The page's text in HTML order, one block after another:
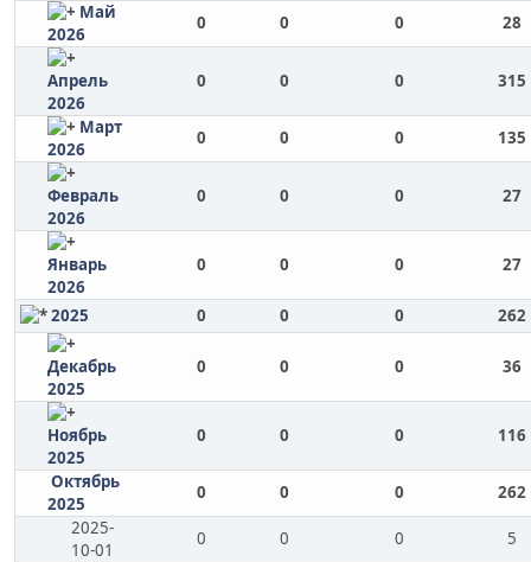
Май
2026
0 0 0 28
Апрель
2026
0 0 0 315
Март
2026
0 0 0 135
Февраль
2026
0 0 0 27
Январь
2026
0 0 0 27
2025 0 0 0 262
Декабрь
2025
0 0 0 36
Ноябрь
2025
0 0 0 116
Октябрь
2025
0 0 0
262
2025-
10-01
0 0 0
5